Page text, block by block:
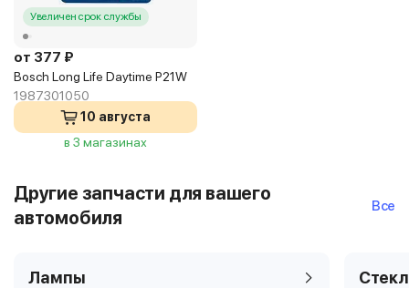
Увеличен срок службы
от 377 ₽
Bosch Long Life Daytime P21W
1987301050
10 августа
в 3 магазинах
Другие запчасти для вашего
автомобиля
Все
Лампы